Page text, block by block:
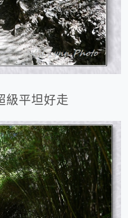
級平坦好走